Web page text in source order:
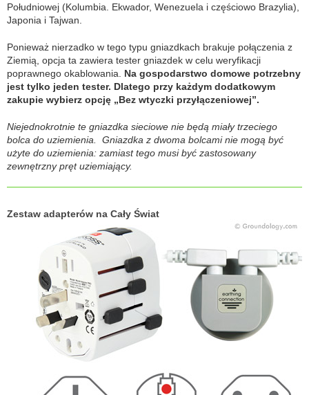
Południowej (Kolumbia. Ekwador, Wenezuela i częściowo Brazylia),
Japonia i Tajwan.
Ponieważ nierzadko w tego typu gniazdkach brakuje połączenia z
Ziemią, opcja ta zawiera tester gniazdek w celu weryfikacji
poprawnego okablowania. Na gospodarstwo domowe potrzebny
jest tylko jeden tester. Dlatego przy każdym dodatkowym
zakupie wybierz opcję „Bez wtyczki przyłączeniowej”.
Niejednokrotnie te gniazdka sieciowe nie będą miały trzeciego
bolca do uziemienia. Gniazdka z dwoma bolcami nie mogą być
użyte do uziemienia: zamiast tego musi być zastosowany
zewnętrzny pręt uziemiający.
Zestaw adapterów na Cały Świat